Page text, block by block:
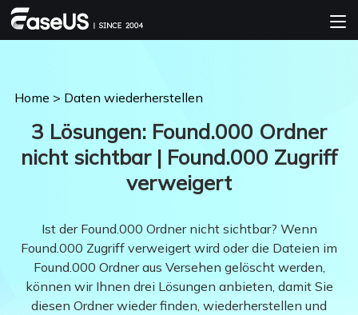
Home > Daten wiederherstellen
3 Lösungen: Found.000 Ordner
nicht sichtbar | Found.000 Zugriff
verweigert
Ist der Found.000 Ordner nicht sichtbar? Wenn
Found.000 Zugriff verweigert wird oder die Dateien im
Found.000 Ordner aus Versehen gelöscht werden,
können wir Ihnen drei Lösungen anbieten, damit Sie
diesen Ordner wieder finden, wiederherstellen und